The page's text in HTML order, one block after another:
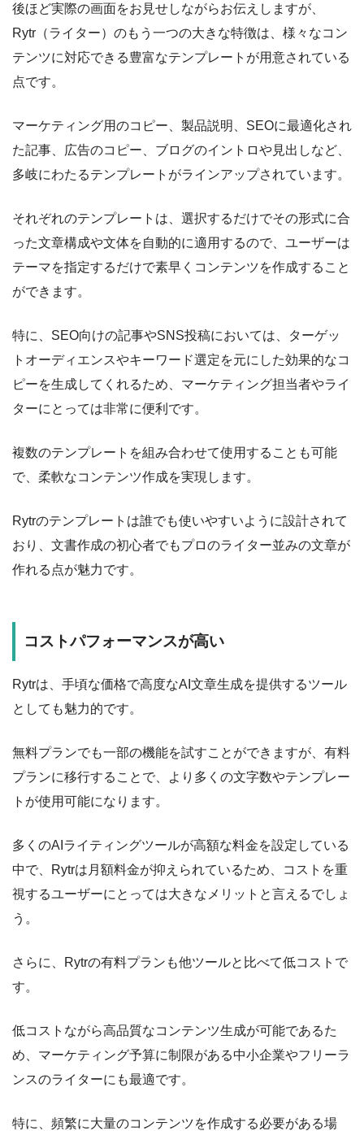
後ほど実際の画面をお見せしながらお伝えしますが、
Rytr（ライター）のもう一つの大きな特徴は、様々なコン
テンツに対応できる豊富なテンプレートが用意されている
点です。
マーケティング用のコピー、製品説明、SEOに最適化され
た記事、広告のコピー、ブログのイントロや見出しなど、
多岐にわたるテンプレートがラインアップされています。
それぞれのテンプレートは、選択するだけでその形式に合
った文章構成や文体を自動的に適用するので、ユーザーは
テーマを指定するだけで素早くコンテンツを作成すること
ができます。
特に、SEO向けの記事やSNS投稿においては、ターゲッ
トオーディエンスやキーワード選定を元にした効果的なコ
ピーを生成してくれるため、マーケティング担当者やライ
ターにとっては非常に便利です。
複数のテンプレートを組み合わせて使用することも可能
で、柔軟なコンテンツ作成を実現します。
Rytrのテンプレートは誰でも使いやすいように設計されて
おり、文書作成の初心者でもプロのライター並みの文章が
作れる点が魅力です。
コストパフォーマンスが高い
Rytrは、手頃な価格で高度なAI文章生成を提供するツール
としても魅力的です。
無料プランでも一部の機能を試すことができますが、有料
プランに移行することで、より多くの文字数やテンプレー
トが使用可能になります。
多くのAIライティングツールが高額な料金を設定している
中で、Rytrは月額料金が抑えられているため、コストを重
視するユーザーにとっては大きなメリットと言えるでしょ
う。
さらに、Rytrの有料プランも他ツールと比べて低コストで
す。
低コストながら高品質なコンテンツ生成が可能であるた
め、マーケティング予算に制限がある中小企業やフリーラ
ンスのライターにも最適です。
特に、頻繁に大量のコンテンツを作成する必要がある場